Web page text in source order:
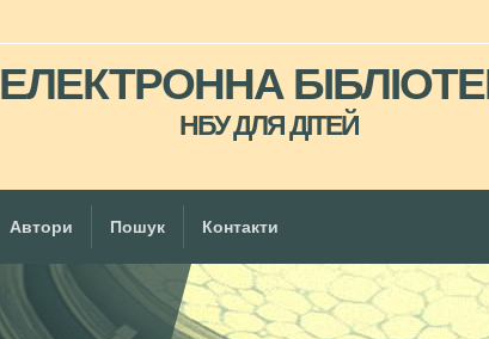
ЕЛЕКТРОННА
НБУ ДЛЯ ДІТЕЙ
Автори Пошук Контакти